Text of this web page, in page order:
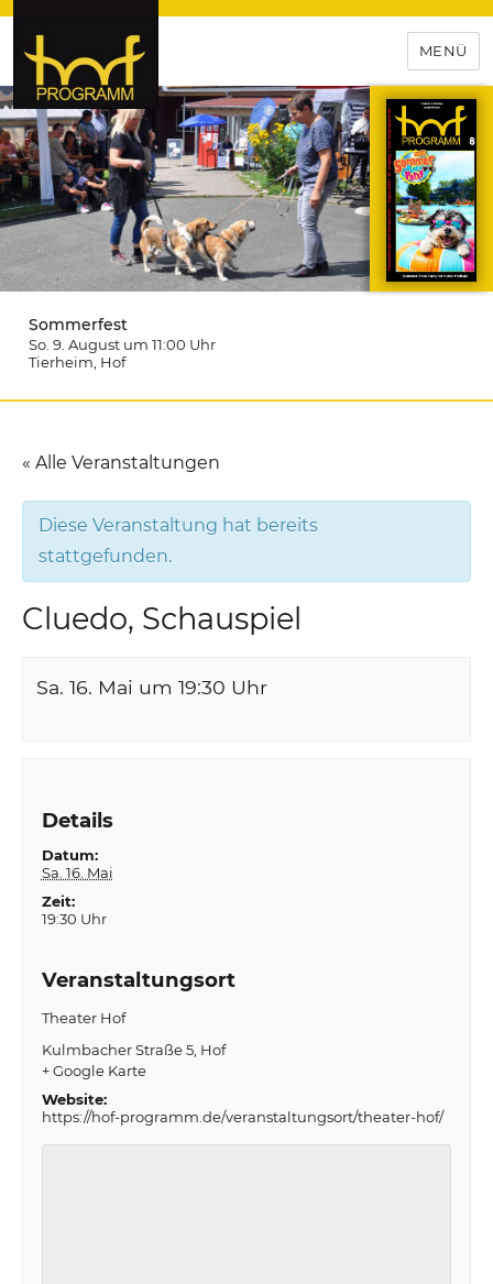
hof-programm – das
Veranstaltungsportal für
Hochfranken
MENÜ
Sommerfest
So. 9. August um 11:00 Uhr
Tierheim , Hof
« Alle Veranstaltungen
Diese Veranstaltung hat bereits
stattgefunden.
Cluedo, Schauspiel
Sa. 16. Mai um 19:30 Uhr
Details
Datum:
Sa. 16. Mai
Zeit:
19:30 Uhr
Veranstaltungsort
Theater Hof
Kulmbacher Straße 5 Hof
+ Google Karte
Website:
https://hof-programm.de/veranstaltungsort/theater-hof/